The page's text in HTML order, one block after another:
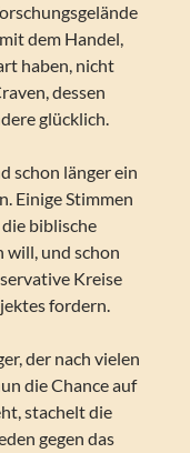
dem Handel,
haben, nicht
dessen
glücklich.
schon länger ein
Einige Stimmen
biblische
will, und schon
Kreise
fordern.
der nach vielen
die Chance auf
stachelt die
gegen das